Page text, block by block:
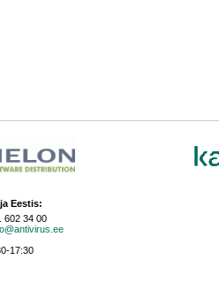
Eestis:
602 34 00
17:30